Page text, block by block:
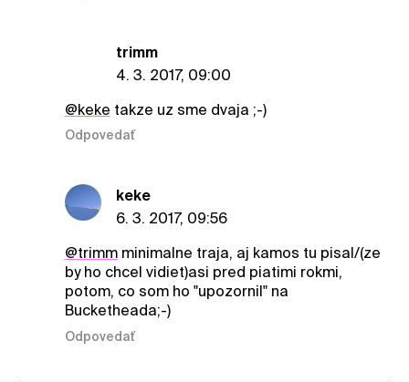
trimm
4. 3. 2017, 09:00
@keke takze uz sme dvaja ;-)
Odpovedať
keke
6. 3. 2017, 09:56
@trimmminimalne traja, aj kamos tu pisal/(ze
by ho chcel vidiet)asi pred piatimi rokmi,
potom, co som ho "upozornil" na
Bucketheada;-)
Odpovedať